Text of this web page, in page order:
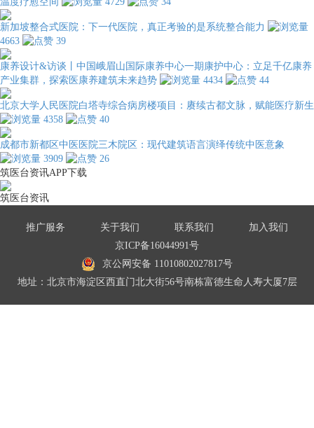
新加坡整合式医院：下一代医院，真正考验的是系统整合能力
4663
39
康养设计&访谈丨中国峨眉山国际康养中心一期康护中心：立足千亿康养
产业集群，探索医康养建筑未来趋势
4434 44
北京大学人民医院白塔寺综合病房楼项目：赓续古都文脉，赋能医疗新生
4358
40
成都市新都区中医医院三木院区：现代建筑语言演绎传统中医意象
3909
26
筑医台资讯APP下载
筑医台资讯
推广服务 关于我们 联系我们
加入我们
京ICP备16044991号
京公网安备 11010802027817号
地址：北京市海淀区西直门北大街56号南栋富德生命人寿大厦7层